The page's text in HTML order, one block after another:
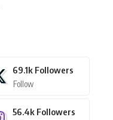
69.1k Followers
Follow
56.4k Followers